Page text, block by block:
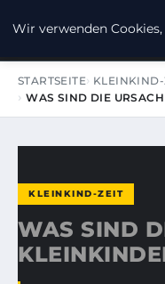
MEHR-
STARTSEITE KLEINKIND-
WAS SIND DIE
KLEINKIND-ZEIT
WAS SIND
Wir verwenden